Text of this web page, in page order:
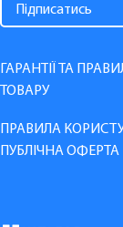
ГАРАНТІЇ ТА
ТОВАРУ
ПРАВИЛА
ПУБЛІЧНА ОФЕРТА